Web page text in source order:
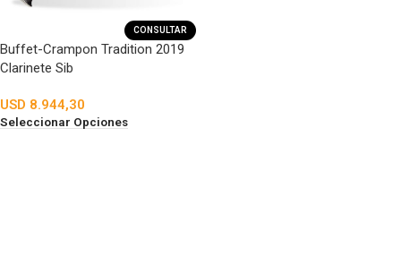
CONSULTAR
Buffet-Crampon Tradition 2019
Clarinete Sib
USD 8.944,30
Seleccionar Opciones